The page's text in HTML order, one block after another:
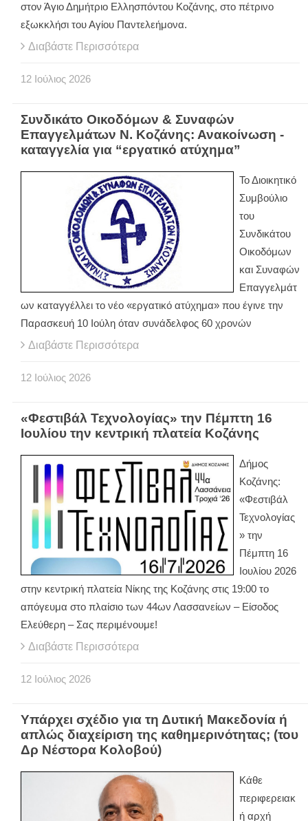
στον Άγιο Δημήτριο Ελλησπόντου Κοζάνης, στο πέτρινο
εξωκκλήσι του Αγίου Παντελεήμονα.
Διαβάστε Περισσότερα
12 Ιούλιος 2026
Συνδικάτο Οικοδόμων & Συναφών
Επαγγελμάτων Ν. Κοζάνης: Ανακοίνωση -
καταγγελία για “εργατικό ατύχημα”
Το Διοικητικό
Συμβούλιο
του
Συνδικάτου
Οικοδόμων
και Συναφών
Επαγγελμάτ
ων καταγγέλλει το νέο «εργατικό ατύχημα» που έγινε την
Παρασκευή 10 Ιούλη όταν συνάδελφος 60 χρονών
Διαβάστε Περισσότερα
12 Ιούλιος 2026
«Φεστιβάλ Τεχνολογίας» την Πέμπτη 16
Ιουλίου την κεντρική πλατεία Κοζάνης
Δήμος
Κοζάνης:
«Φεστιβάλ
Τεχνολογίας
» την
Πέμπτη 16
Ιουλίου 2026
στην κεντρική πλατεία Νίκης της Κοζάνης στις 19:00 το
απόγευμα στο πλαίσιο των 44ων Λασσανείων – Είσοδος
Ελεύθερη – Σας περιμένουμε!
Διαβάστε Περισσότερα
12 Ιούλιος 2026
Υπάρχει σχέδιο για τη Δυτική Μακεδονία ή
απλώς διαχείριση της καθημερινότητας; (του
Δρ Νέστορα Κολοβού)
Κάθε
περιφερειακ
ή αρχή